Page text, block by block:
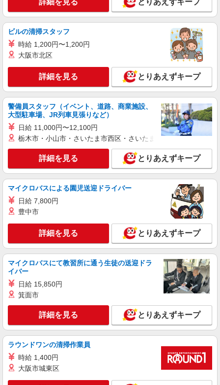
時給1600円〜2250円 ＜日払い有/週払い有/交
通費全支給(ガソリン代含む)＞
横浜市青葉区 ≪最寄り駅：あざみ野≫
キープ 詳細を見る
株式会社kotrio /●YK-H-1901628
あざみ野駅＠有料老人ホーム◎上質な支援、納
得の報酬、充実研修
時給1450円〜2187円 ＜日払い有/週払い有/交
通費全支給(ガソリン代含む)＞
横浜市青葉区 ≪最寄り駅：あざみ野≫
キープ 詳細を見る
派遣社員
株式会社トラストグロース 新宿本社 第2営業部
介護付き有料老人ホームでの夜専介護士
時給：1400円〜 ※資格や経験などによる
神奈川県横浜市青葉区
キープ 詳細を見る
派遣社員
株式会社kotrio /●YK-H-2015162
江田駅★未経験OKの人間関係に悩まない職場
時給1600円〜2250円 ＜日払い有/週払い有/交
通費全支給(ガソリン代含む)＞
横浜市青葉区
キープ 詳細を見る
派遣社員
詳細を見る とりあえずキープ
ビルの清掃スタッフ
時給 1,200円〜1,200円
大阪市北区
詳細を見る とりあえずキープ
警備員スタッフ（イベント、道路、商業施設、
大型駐車場、JR列車見張りなど）
日給 11,000円〜12,100円
栃木市・小山市・さいたま市西区・さいたま市岩槻区・久喜市・
詳細を見る とりあえずキープ
マイクロバスによる園児送迎ドライバー
日給 7,800円
豊中市
詳細を見る とりあえずキープ
マイクロバスにて教習所に通う生徒の送迎ドラ
イバー
日給 15,850円
箕面市
詳細を見る とりあえずキープ
ラウンドワンの清掃作業員
時給 1,400円
大阪市城東区